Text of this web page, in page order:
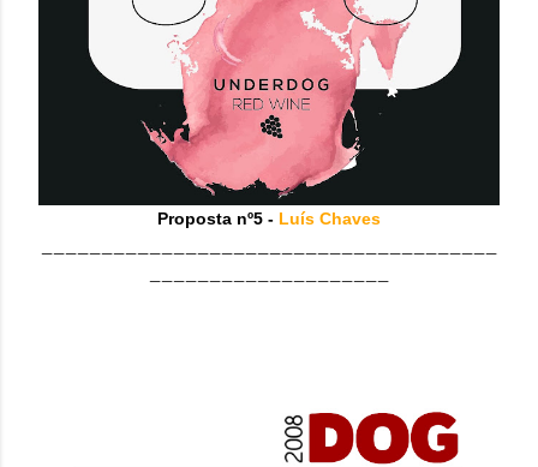
Proposta nº5 - Luís Chaves